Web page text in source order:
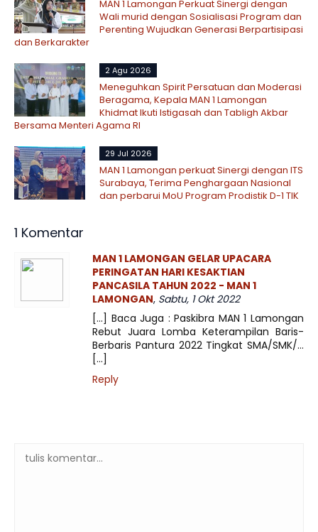
MAN 1 Lamongan Perkuat Sinergi dengan
Wali murid dengan Sosialisasi Program dan
Perenting Wujudkan Generasi Berpartisipasi
dan Berkarakter
2 Agu 2026
Meneguhkan Spirit Persatuan dan Moderasi
Beragama, Kepala MAN 1 Lamongan
Khidmat Ikuti Istigasah dan Tabligh Akbar
Bersama Menteri Agama RI
29 Jul 2026
MAN 1 Lamongan perkuat Sinergi dengan ITS
Surabaya, Terima Penghargaan Nasional
dan perbarui MoU Program Prodistik D-1 TIK
1 Komentar
MAN 1 LAMONGAN GELAR UPACARA
PERINGATAN HARI KESAKTIAN
PANCASILA TAHUN 2022 - MAN 1
LAMONGAN, Sabtu, 1 Okt 2022
[…] Baca Juga : Paskibra MAN 1 Lamongan
Rebut Juara Lomba Keterampilan Baris-
Berbaris Pantura 2022 Tingkat SMA/SMK/…
[…]
Reply